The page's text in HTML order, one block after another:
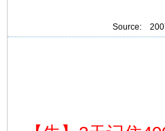
Source: